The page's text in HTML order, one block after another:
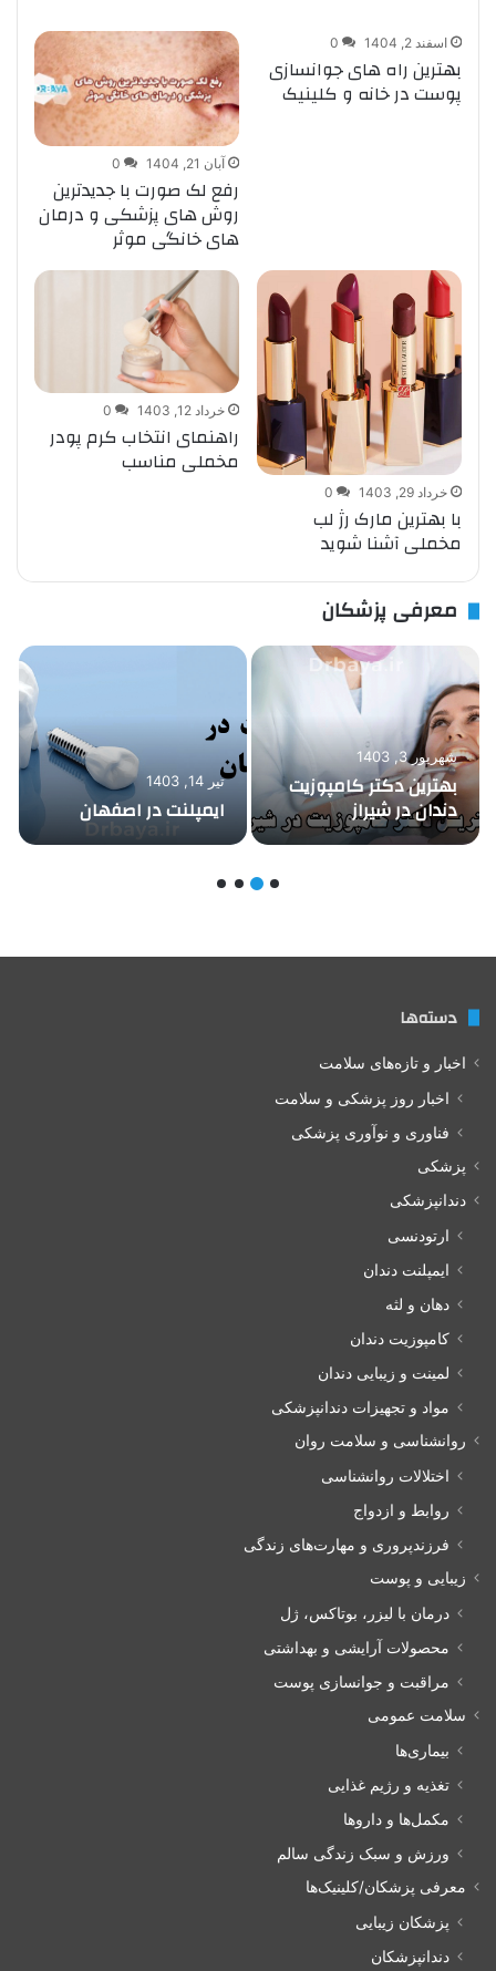
اسفند 2, 1404 0
بهترین راه های جوانسازی
پوست در خانه و کلینیک
آبان 21, 1404 0
رفع لک صورت با جدیدترین
روش های پزشکی و درمان
های خانگی موثر
خرداد 29, 1403 0
با بهترین مارک‌ رژ لب
مخملی آشنا شوید
خرداد 12, 1403 0
راهنمای انتخاب کرم پودر
مخملی مناسب
معرفی پزشکان
شهریور 3, 1403
بهترین دکتر کامپوزیت
دندان در شیراز
تیر 14, 1403
ایمپلنت در اصفهان
دسته‌ها
اخبار و تازه‌های سلامت
اخبار روز پزشکی و سلامت
فناوری و نوآوری پزشکی
پزشکی
دندانپزشکی
ارتودنسی
ایمپلنت دندان
دهان و لثه
کامپوزیت دندان
لمینت و زیبایی دندان
مواد و تجهیزات دندانپزشکی
روانشناسی و سلامت روان
اختلالات روانشناسی
روابط و ازدواج
فرزندپروری و مهارت‌های زندگی
زیبایی و پوست
درمان با لیزر، بوتاکس، ژل
محصولات آرایشی و بهداشتی
مراقبت و جوانسازی پوست
سلامت عمومی
بیماری‌ها
تغذیه و رژیم غذایی
مکمل‌ها و داروها
ورزش و سبک زندگی سالم
معرفی پزشکان/کلینیک‌ها
پزشکان زیبایی
دندانپزشکان